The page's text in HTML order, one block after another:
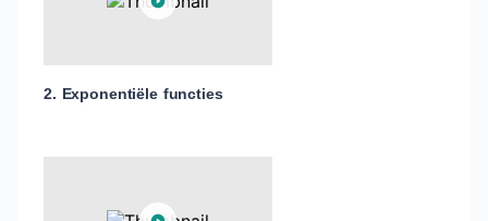
2. Exponentiële functies